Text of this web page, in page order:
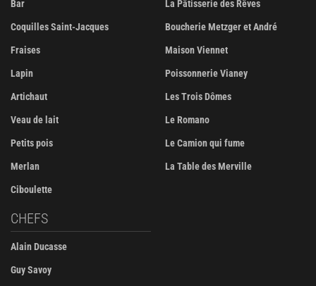
Bar
Coquilles Saint-Jacques
Fraises
Lapin
Artichaut
Veau de lait
Petits pois
Merlan
Ciboulette
La Pâtisserie des Rêves
Boucherie Metzger et André
Maison Viennet
Poissonnerie Vianey
Les Trois Dômes
Le Romano
Le Camion qui fume
La Table des Merville
CHEFS
Alain Ducasse
Guy Savoy